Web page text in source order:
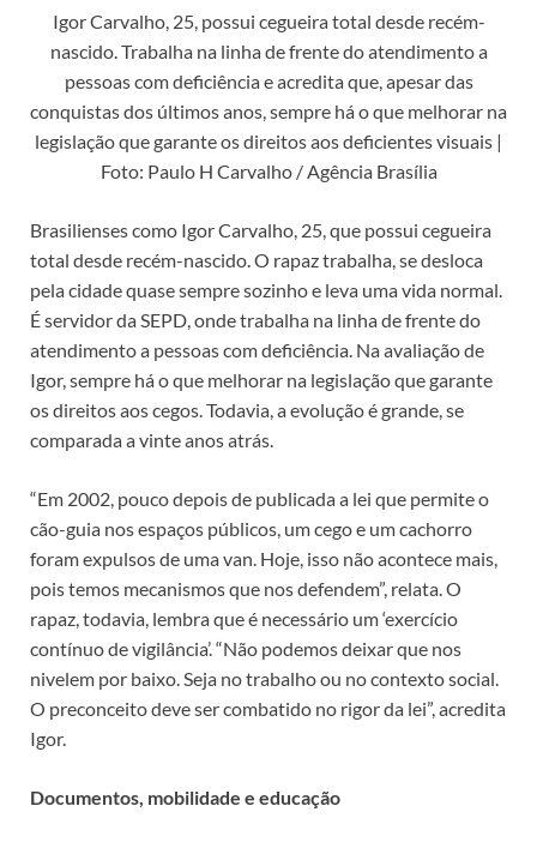
Igor Carvalho, 25, possui cegueira total desde recém-
nascido. Trabalha na linha de frente do atendimento a
pessoas com deficiência e acredita que, apesar das
conquistas dos últimos anos, sempre há o que melhorar na
legislação que garante os direitos aos deficientes visuais |
Foto: Paulo H Carvalho / Agência Brasília
Brasilienses como Igor Carvalho, 25, que possui cegueira
total desde recém-nascido. O rapaz trabalha, se desloca
pela cidade quase sempre sozinho e leva uma vida normal.
É servidor da SEPD, onde trabalha na linha de frente do
atendimento a pessoas com deficiência. Na avaliação de
Igor, sempre há o que melhorar na legislação que garante
os direitos aos cegos. Todavia, a evolução é grande, se
comparada a vinte anos atrás.
“Em 2002, pouco depois de publicada a lei que permite o
cão-guia nos espaços públicos, um cego e um cachorro
foram expulsos de uma van. Hoje, isso não acontece mais,
pois temos mecanismos que nos defendem”, relata. O
rapaz, todavia, lembra que é necessário um ‘exercício
contínuo de vigilância’. “Não podemos deixar que nos
nivelem por baixo. Seja no trabalho ou no contexto social.
O preconceito deve ser combatido no rigor da lei”, acredita
Igor.
Documentos, mobilidade e educação